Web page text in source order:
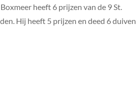
heeft 6 prijzen van de 9 St.
Hij heeft 5 prijzen en deed 6 duiven